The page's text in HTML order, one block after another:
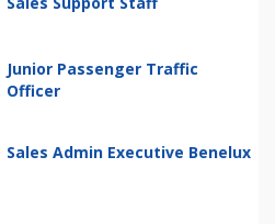
Junior Passenger Traffic
Officer
Sales Admin Executive Benelux